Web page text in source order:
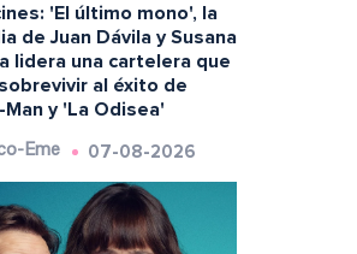
'El último mono', la
de Juan Dávila y Susana
lidera una cartelera que
al éxito de
y 'La Odisea'
Eme 07-08-2026